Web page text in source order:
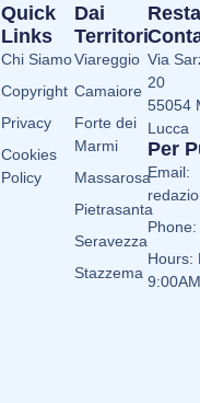
Dai
Territori
Viareggio
Camaiore
Forte dei
Marmi
Massarosa
Pietrasanta
Seravezza
Stazzema
Quick
Links
Chi Siamo
Copyright
Privacy
Cookies
Policy
Via
20
55054
Lucca
Per
Email:
Hours: